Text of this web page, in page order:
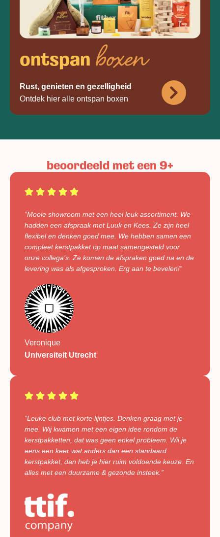
ontspan boxen
Rust, genieten en gezelligheid
Ontdek hier alle ontspan boxen
beoordeeld met een 9+
”Mooie showroom met een heel leuk assortiment. We
hadden een afspraak met Luuk en Kees. Ze zijn heel
flexibel en denken goed mee. We hebben samen een
compleet kerstpakket op maat samengesteld voor
onze collega’s. Ze komen de afspraken goed na en de
levering was als afgesproken. Erg aan te bevelen!”
Veronique
Universiteit Utrecht
”Leuke club met korte lijntjes. Denken graag met je
mee. Wij kwamen met een eigen idee rondom de
kerstpakketten, dat was geen enkel probleem. Wil je
eens een keer wat anders dan een standaard
kerstpakket, dan heb je hier ruim voldoende keuze. En
alles met een duurzame & gezonde insteek.”